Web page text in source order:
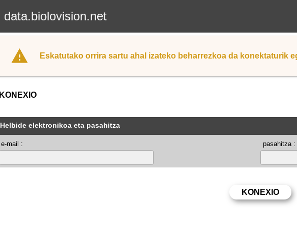
data.biolovision.net
Eskatutako orrira sartu ahal izateko beharrezkoa da konektaturik
KONEXIO
Helbide elektronikoa eta pasahitza
e-mail : pasahitza :